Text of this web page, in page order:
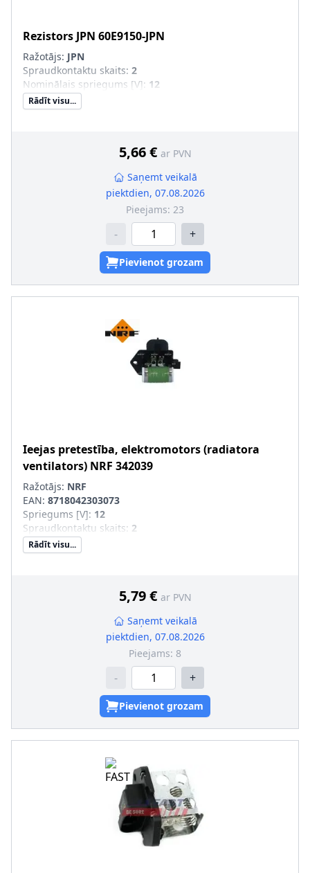
Rezistors JPN 60E9150-JPN
Ražotājs: JPN
Spraudkontaktu skaits: 2
Nominālais spriegums [V]: 12
Rādīt visu...
5,66 € ar PVN
Saņemt veikalā
piektdien, 07.08.2026
Pieejams: 23
- +
Pievienot grozam
Ieejas pretestība, elektromotors (radiatora
ventilators) NRF 342039
Ražotājs: NRF
EAN: 8718042303073
Spriegums [V]: 12
Spraudkontaktu skaits: 2
Rādīt visu...
5,79 € ar PVN
Saņemt veikalā
piektdien, 07.08.2026
Pieejams: 8
- +
Pievienot grozam